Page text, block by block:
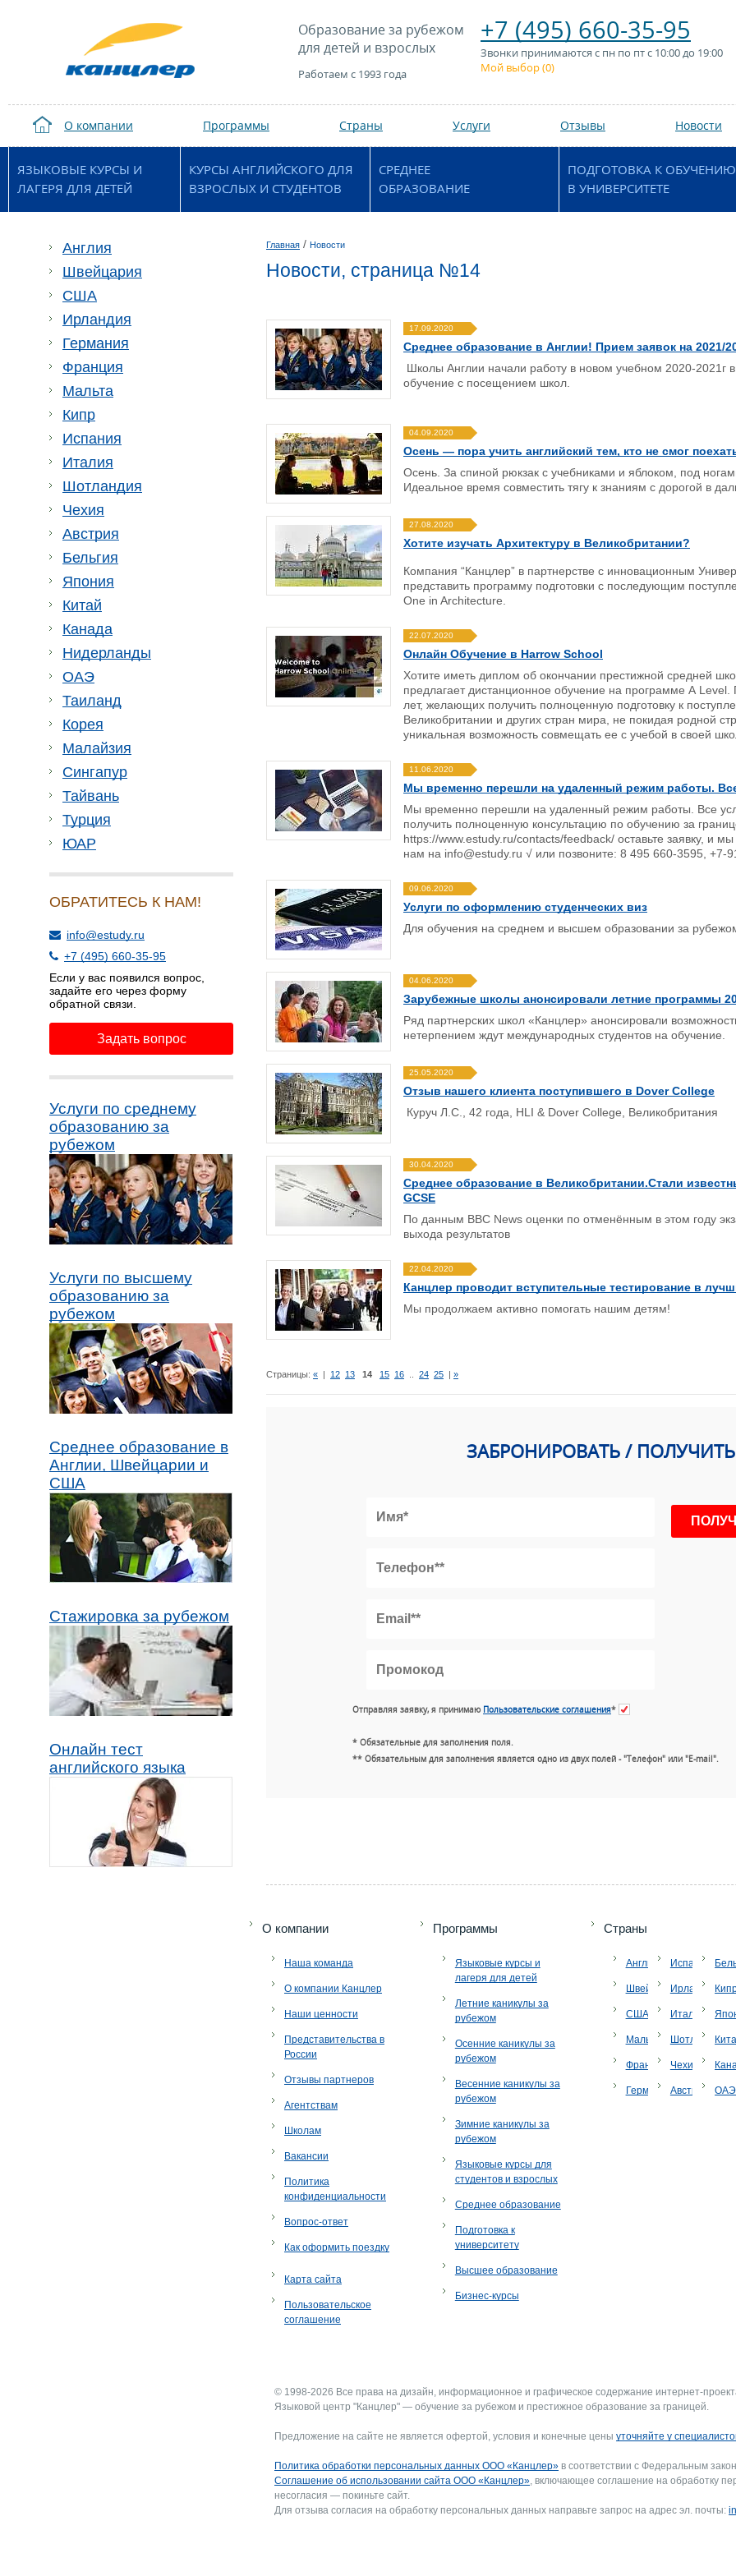
Образование за рубежом
для детей и взрослых
Работаем с 1993 года
+7 (495) 660-35-95
Звонки принимаются с пн по пт с 10:00 до 19:00
Мой выбор (0)
О компании Программы Страны Услуги Отзывы Новости
ЯЗЫКОВЫЕ КУРСЫ И
ЛАГЕРЯ ДЛЯ ДЕТЕЙ
КУРСЫ АНГЛИЙСКОГО ДЛЯ
ВЗРОСЛЫХ И СТУДЕНТОВ
СРЕДНЕЕ
ОБРАЗОВАНИЕ
ПОДГОТОВКА К ОБУЧЕНИЮ
В УНИВЕРСИТЕТЕ
Англия
Швейцария
США
Ирландия
Германия
Франция
Мальта
Кипр
Испания
Италия
Шотландия
Чехия
Австрия
Бельгия
Япония
Китай
Канада
Нидерланды
ОАЭ
Таиланд
Корея
Малайзия
Сингапур
Тайвань
Турция
ЮАР
ОБРАТИТЕСЬ К НАМ!
info@estudy.ru
+7 (495) 660-35-95
Если у вас появился вопрос,
задайте его через форму
обратной связи.
Задать вопрос
Услуги по среднему
образованию за
рубежом
Услуги по высшему
образованию за
рубежом
Среднее образование в
Англии, Швейцарии и
США
Стажировка за рубежом
Онлайн тест
английского языка
Главная / Новости
Новости, страница №14
17.09.2020
Среднее образование в Англии! Прием заявок на 2021/
Школы Англии начали работу в новом учебном 2020-
обучение с посещением школ.
04.09.2020
Осень — пора учить английский тем, кто не смог
Осень. За спиной рюкзак с учебниками и яблоком, под
Идеальное время совместить тягу к знаниям с дорогой в
27.08.2020
Хотите изучать Архитектуру в Великобритании?
Компания “Канцлер” в партнерстве с инновационным
представить программу подготовки с последующим
One in Architecture.
22.07.2020
Онлайн Обучение в Harrow School
Хотите иметь диплом об окончании престижной средней
предлагает дистанционное обучение на программе А
лет, желающих получить полноценную подготовку к
Великобритании и других стран мира, не покидая родной
уникальная возможность совмещать ее с учебой в своей
11.06.2020
Мы временно перешли на удаленный режим работы.
Мы временно перешли на удаленный режим работы. Все
получить полноценную консультацию по обучению за
https://www.estudy.ru/contacts/feedback/ оставьте заявку, и
нам на info@estudy.ru √ или позвоните: 8 495 660-3595, +7-
09.06.2020
Услуги по оформлению студенческих виз
Для обучения на среднем и высшем образовании за
04.06.2020
Зарубежные школы анонсировали летние программы
Ряд партнерских школ «Канцлер» анонсировали
нетерпением ждут международных студентов на обучение.
25.05.2020
Отзыв нашего клиента поступившего в Dover College
Куруч Л.С., 42 года, HLI & Dover College, Великобритания
30.04.2020
Среднее образование в Великобритании.Стали
GCSE
По данным BBC News оценки по отменённым в этом году
выхода результатов
22.04.2020
Канцлер проводит вступительные тестирование в
Мы продолжаем активно помогать нашим детям!
Страницы: « | 12 13 14 15 16 24 25 | »
ЗАБРОНИРОВАТЬ /
Отправляя заявку, я принимаю Пользовательские соглашения*
* Обязательные для заполнения поля.
** Обязательным для заполнения является одно из двух полей - "Телефон" или "E-mail".
O компании
Наша команда
О компании Канцлер
Наши ценности
Представительства в
России
Отзывы партнеров
Агентствам
Школам
Вакансии
Политика
конфиденциальности
Вопрос-ответ
Как оформить поездку
Карта сайта
Пользовательское
соглашение
Программы
Языковые курсы и
лагеря для детей
Летние каникулы за
рубежом
Осенние каникулы за
рубежом
Весенние каникулы за
рубежом
Зимние каникулы за
рубежом
Языковые курсы для
студентов и взрослых
Среднее образование
Подготовка к
университету
Высшее образование
Бизнес-курсы
Страны
Англия
Швейцария
США
Мальта
Франция
Германия
Испания
Ирландия
Италия
Шотландия
Чехия
Австрия
Кипр
ОАЭ
© 1998-2026 Все права на дизайн, информационное и графическое содержание интернет-
Языковой центр "Канцлер" — обучение за рубежом и престижное образование за границей.
Предложение на сайте не является офертой, условия и конечные цены уточняйте у
Политика обработки персональных данных ООО «Канцлер» в соответствии с Федеральным
Соглашение об использовании сайта ООО «Канцлер», включающее соглашение на обработку
несогласия — покиньте сайт.
Для отзыва согласия на обработку персональных данных направьте запрос на адрес эл. почты: